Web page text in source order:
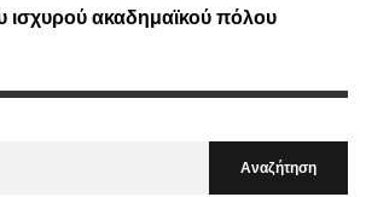
ισχυρού ακαδημαϊκού πόλου